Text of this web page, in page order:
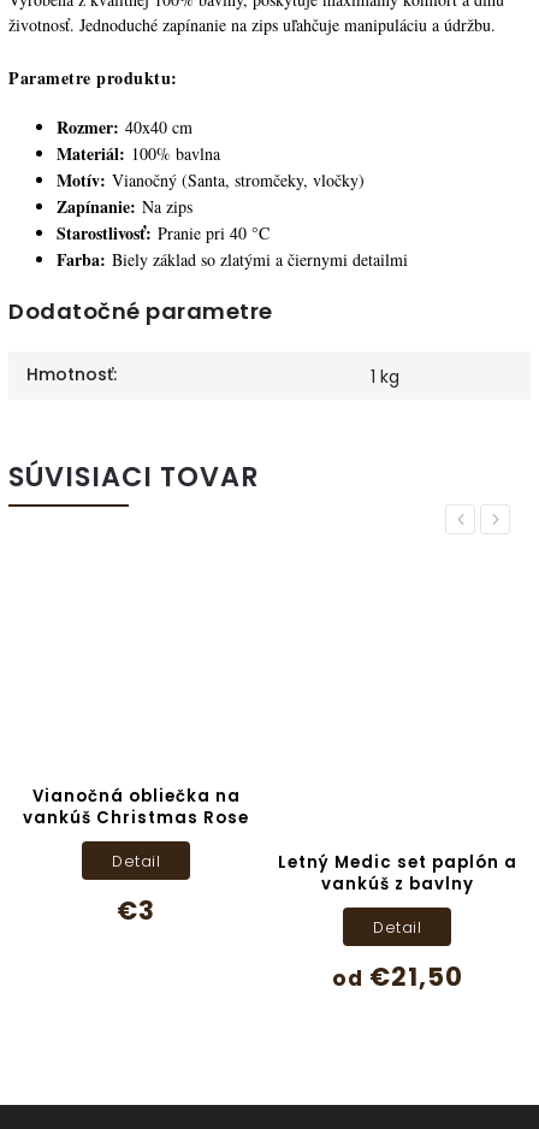
životnosť. Jednoduché zapínanie na zips uľahčuje manipuláciu a údržbu.
Parametre produktu:
Rozmer: 40x40 cm
Materiál: 100% bavlna
Motív: Vianočný (Santa, stromčeky, vločky)
Zapínanie: Na zips
Starostlivosť: Pranie pri 40 °C
Farba: Biely základ so zlatými a čiernymi detailmi
Dodatočné parametre
Hmotnosť: 1 kg
SÚVISIACI TOVAR
Previous
Vianočná obliečka na
vankúš Christmas Rose
€3
Detail
Letný Medic set paplón a
vankúš z bavlny
od €21,50
Detail
Next